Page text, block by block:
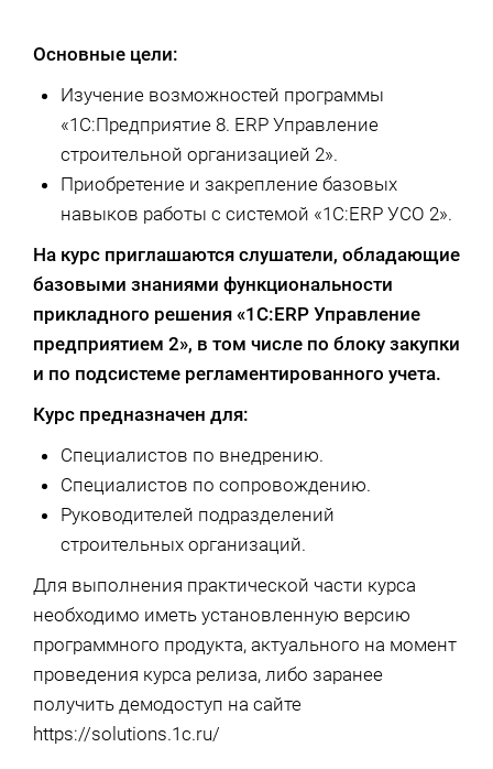
Основные цели:
Изучение возможностей программы
«1С:Предприятие 8. ERP Управление
строительной организацией 2».
Приобретение и закрепление базовых
навыков работы с системой «1С:ERP УСО 2».
На курс приглашаются слушатели, обладающие
базовыми знаниями функциональности
прикладного решения «1С:ERP Управление
предприятием 2», в том числе по блоку закупки
и по подсистеме регламентированного учета.
Курс предназначен для:
Специалистов по внедрению.
Специалистов по сопровождению.
Руководителей подразделений
строительных организаций.
Для выполнения практической части курса
необходимо иметь установленную версию
программного продукта, актуального на момент
проведения курса релиза, либо заранее
получить демодоступ на сайте
https://solutions.1c.ru/